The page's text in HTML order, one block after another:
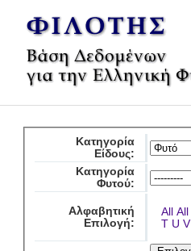
Κατηγορία
Είδους:
Κατηγορία
Φυτού:
Αλφαβητική
Επιλογή:
All All
T U V